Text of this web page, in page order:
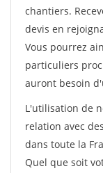
chantiers.
devis en
Vous pourrez
particuliers
auront besoin
L'utilisation de
relation avec
dans toute la
Quel que soit